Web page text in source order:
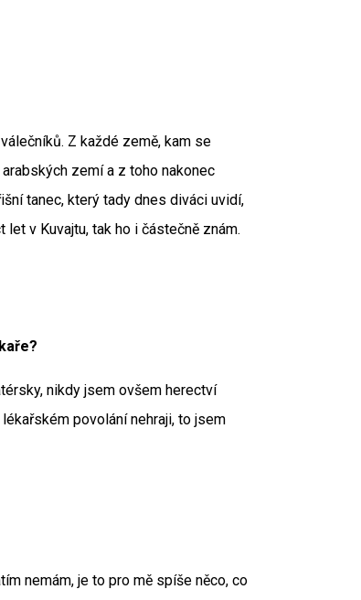
Z každé země, kam se
zemí a z toho nakonec
tanec, který tady dnes diváci uvidí,
v Kuvajtu, tak ho i částečně znám.
lékaře?
nikdy jsem ovšem herectví
povolání nehraji, to jsem
nemám, je to pro mě spíše něco, co